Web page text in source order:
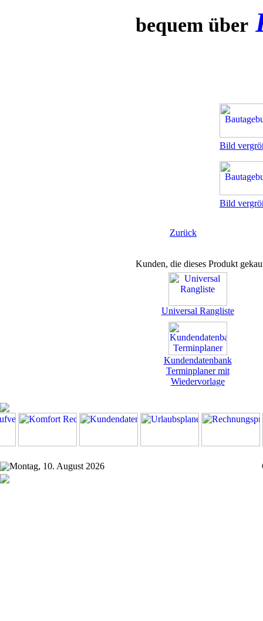
bequem über
Bild
Bild
Zurück
Kunden, die dieses Produkt
Universal Rangliste
Kundendatenbank
Terminplaner mit
Wiedervorlage
Montag, 10. August 2026